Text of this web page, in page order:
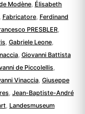
Modène, Élisabeth
Fabricatore, Ferdinand
PRESBLER,
, Gabriele Leone,
, Giovanni Battista
de Piccolellis,
Vinaccia, Giuseppe
, Jean-Baptiste-André
, Landesmuseum